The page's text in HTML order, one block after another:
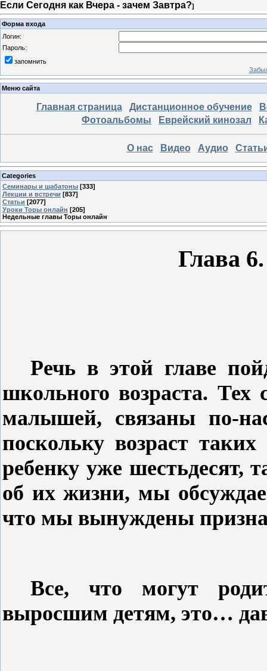
Если Сегодня как Вчера - зачем Завтра?]
Форма входа
Логин:
Пароль:
запомнить
Меню сайта
Главная страница Дистанционное обучение
Фотоальбомы
Еврейский кинозал
О нас Видео Аудио
Categories
Семинары и шабатоны [333]
Лекции и встречи [837]
Статьи [2077]
Уроки Торы онлайн [205]
Недельные главы Торы онлайн
Глава
Речь в этой главе
школьного возраста.
малышей, связаны по-
поскольку возраст
ребенку уже шестьдесят,
об их жизни, мы
что мы вынуждены
Все, что могут
выросшим детям, это…